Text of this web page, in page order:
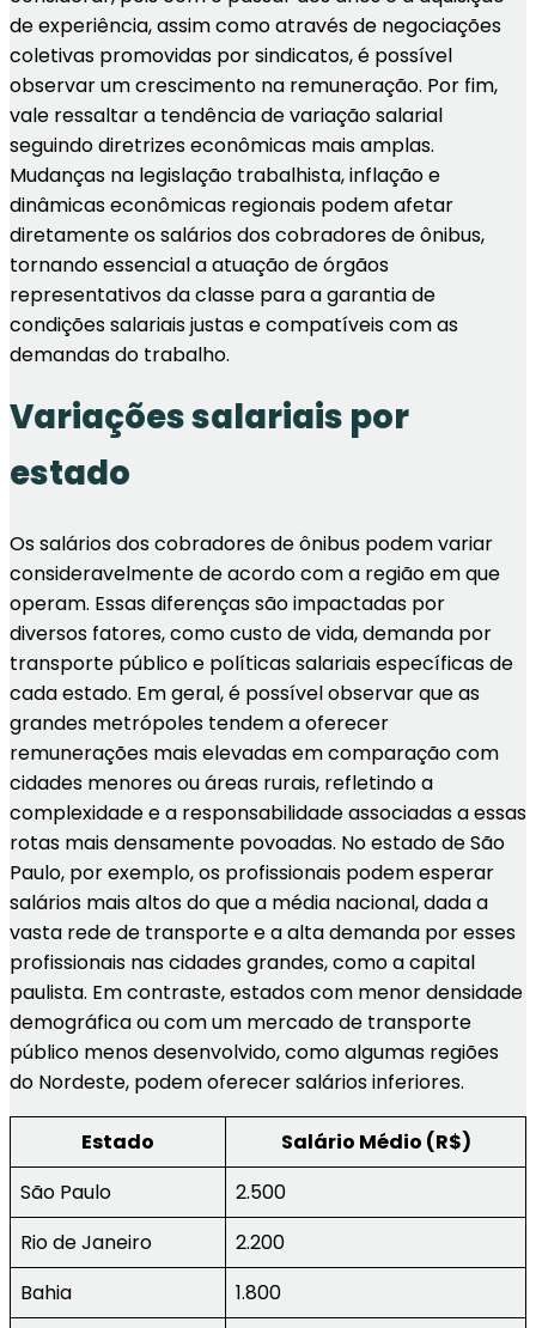
de experiência, assim como através de negociações
coletivas promovidas por sindicatos, é possível
observar um crescimento na remuneração. Por fim,
vale ressaltar a tendência de variação salarial
seguindo diretrizes econômicas mais amplas.
Mudanças na legislação trabalhista, inflação e
dinâmicas econômicas regionais podem afetar
diretamente os salários dos cobradores de ônibus,
tornando essencial a atuação de órgãos
representativos da classe para a garantia de
condições salariais justas e compatíveis com as
demandas do trabalho.
Variações salariais por
estado
Os salários dos cobradores de ônibus podem variar
consideravelmente de acordo com a região em que
operam. Essas diferenças são impactadas por
diversos fatores, como custo de vida, demanda por
transporte público e políticas salariais específicas de
cada estado. Em geral, é possível observar que as
grandes metrópoles tendem a oferecer
remunerações mais elevadas em comparação com
cidades menores ou áreas rurais, refletindo a
complexidade e a responsabilidade associadas a essas
rotas mais densamente povoadas. No estado de São
Paulo, por exemplo, os profissionais podem esperar
salários mais altos do que a média nacional, dada a
vasta rede de transporte e a alta demanda por esses
profissionais nas cidades grandes, como a capital
paulista. Em contraste, estados com menor densidade
demográfica ou com um mercado de transporte
público menos desenvolvido, como algumas regiões
do Nordeste, podem oferecer salários inferiores.
Estado
Salário Médio (R$)
São Paulo
2.500
Rio de Janeiro
2.200
Bahia
1.800